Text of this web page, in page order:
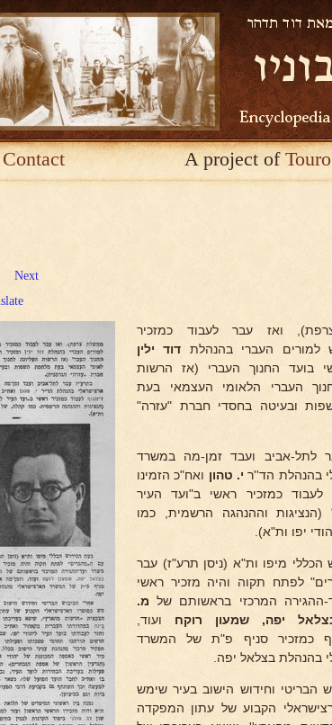
Contact A project of
Next
ואז עבר לעבוד כמזכיר
למורים העברי בהנהלת דוד ילין
בועד החנוך העברי (אז הרשות
העברי הלאומי העצמאי בעת
ובעיטה בחסדי חברת "עזרה"
לתל-אביב ועבד זמן-מה במשרד
בהנהלת הד''רי. טהון ואח"כ הזמינו
לעבוד כמזכיר ראשי ב"ועד העיר
(הנציגות וההנהגה הרשמית, כמו
יפו ות"א).
הכללי מיפו ות"א (ניסן תרע"ז) עבר
לפתח תקוה והיה מזכיר ראשי
ההגירה המרכזי בראשותם של מ.
יפה, שמעון רוקח ועוד,
כמזכיר סניף פ"ת של המשרד
בהנהלת בצלאל יפה.
הבריטי וחידוש הישוב בעיר שימש
הקבוע של עתון המפקדה